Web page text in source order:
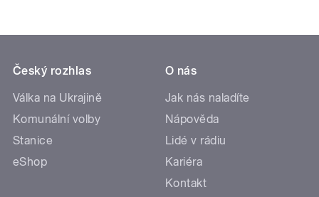
Český rozhlas
Válka na Ukrajině
Komunální volby
Stanice
eShop
O nás
Jak nás naladíte
Nápověda
Lidé v rádiu
Kariéra
Kontakt